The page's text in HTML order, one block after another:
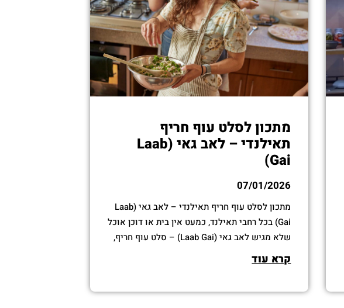
מתכון לסלט עוף חריף
תאילנדי – לאב גאי (Laab
Gai)
07/01/2026
מתכון לסלט עוף חריף תאילנדי – לאב גאי (Laab
Gai) בכל רחבי תאילנד, כמעט אין בית או דוכן אוכל
שלא מגיש לאב גאי (Laab Gai) – סלט עוף חריף,
"לאב" (ลาบ) מתארת
קרא עוד